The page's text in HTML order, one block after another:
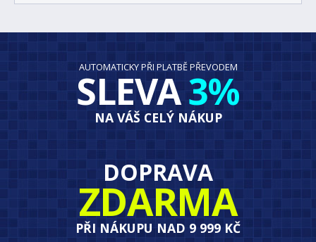
AUTOMATICKY PŘI PLATBĚ PŘEVODEM
SLEVA3%
NA VÁŠ CELÝ NÁKUP
DOPRAVA
ZDARMA
PŘI NÁKUPU NAD 9 999 KČ